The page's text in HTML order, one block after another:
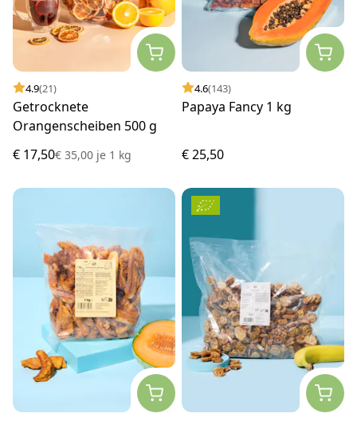
4.9(21)
Getrocknete
Orangenscheiben 500 g
€ 17,50€ 35,00 je 1 kg
4.6(143)
Papaya Fancy 1 kg
€ 25,50